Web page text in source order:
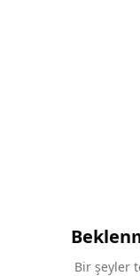
Bir şeyler